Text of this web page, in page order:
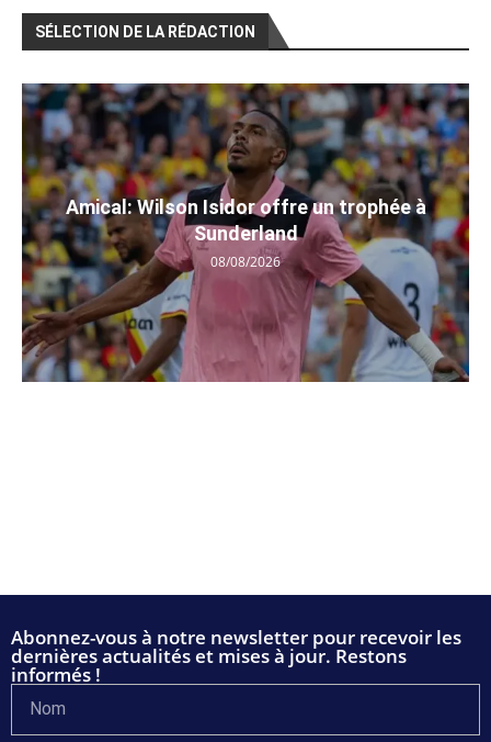
SÉLECTION DE LA RÉDACTION
Amical: Wilson Isidor offre un trophée à
Sunderland
08/08/2026
Abonnez-vous à notre newsletter pour recevoir les
dernières actualités et mises à jour. Restons
informés !